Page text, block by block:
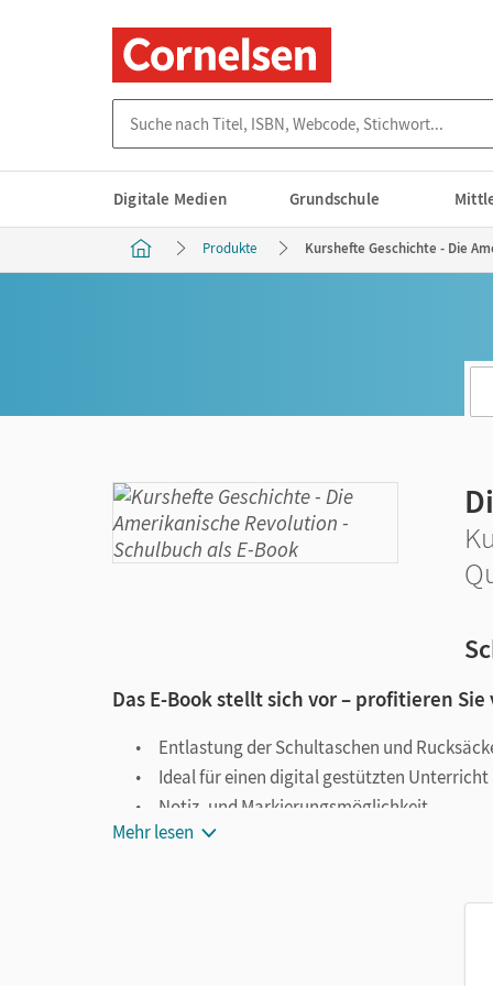
Digitale Medien Grundschule
Produkte Kurshefte Geschichte - Die
Das E-Book stellt sich vor – profitieren
Entlastung der Schultaschen und
Ideal für einen digital gestützten Unterricht
Notiz- und Markierungsmöglichkeit
Jederzeit unkompliziert verfügbar
Mehr lesen